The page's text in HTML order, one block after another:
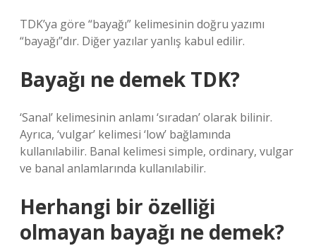
TDK’ya göre “bayağı” kelimesinin doğru yazımı
“bayağı”dır. Diğer yazılar yanlış kabul edilir.
Bayağı ne demek TDK?
‘Sanal’ kelimesinin anlamı ‘sıradan’ olarak bilinir.
Ayrıca, ‘vulgar’ kelimesi ‘low’ bağlamında
kullanılabilir. Banal kelimesi simple, ordinary, vulgar
ve banal anlamlarında kullanılabilir.
Herhangi bir özelliği
olmayan bayağı ne demek?